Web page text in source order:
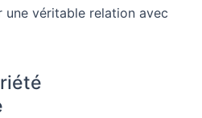
véritable relation avec